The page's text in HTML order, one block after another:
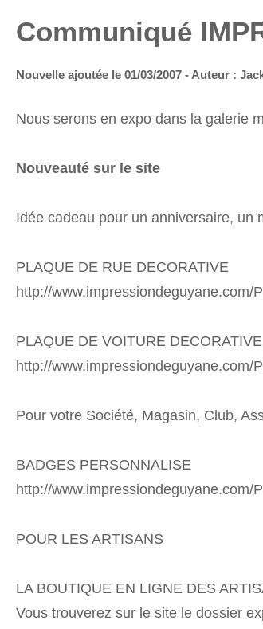
Communiqué
Nouvelle ajoutée le 01/03/2007 - Auteur :
Nous serons en expo dans la galerie
Nouveauté sur le site
Idée cadeau pour un anniversaire, un
PLAQUE DE RUE DECORATIVE
http://www.impressiondeguyane.com/
PLAQUE DE VOITURE DECORATIVE
http://www.impressiondeguyane.com/
Pour votre Société, Magasin, Club,
BADGES PERSONNALISE
http://www.impressiondeguyane.com/
POUR LES ARTISANS
LA BOUTIQUE EN LIGNE DES
Vous trouverez sur le site le dossier